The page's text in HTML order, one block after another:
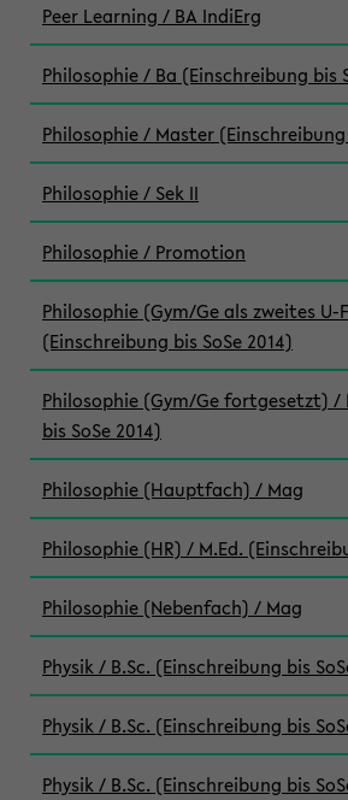
Peer Learning / BA IndiErg
Philosophie / Ba (Einschreibung bis
Philosophie / Master (Einschreibung
Philosophie / Sek II
Philosophie / Promotion
Philosophie (Gym/Ge als zweites U-
(Einschreibung bis SoSe 2014)
Philosophie (Gym/Ge fortgesetzt) /
bis SoSe 2014)
Philosophie (Hauptfach) / Mag
Philosophie (HR) / M.Ed.
Philosophie (Nebenfach) / Mag
Physik / B.Sc. (Einschreibung bis
Physik / B.Sc. (Einschreibung bis
Physik / B.Sc. (Einschreibung bis